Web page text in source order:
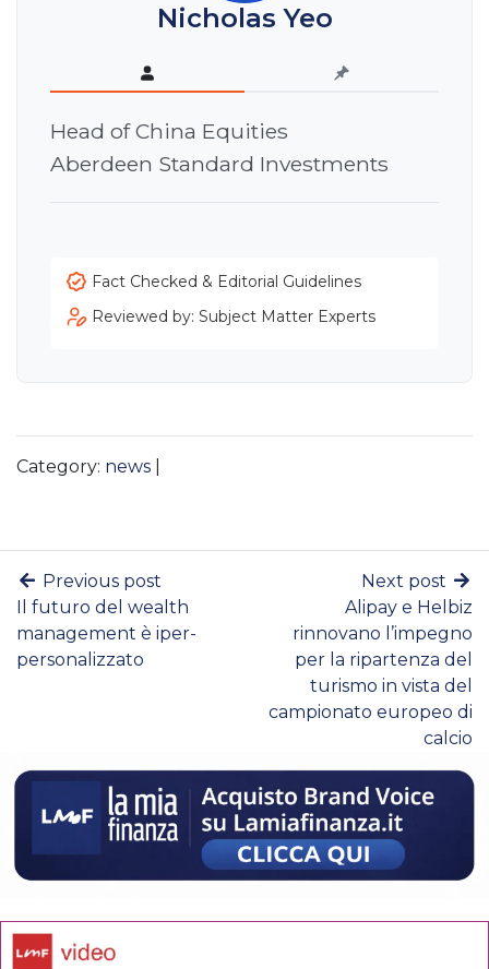
Nicholas Yeo
Head of China Equities
Aberdeen Standard Investments
Fact Checked & Editorial Guidelines
Reviewed by: Subject Matter Experts
Category: news
Previous post
Il futuro del wealth
management è iper-
personalizzato
Next post
Alipay e Helbiz
rinnovano l’impegno
per la ripartenza del
turismo in vista del
campionato europeo di
calcio